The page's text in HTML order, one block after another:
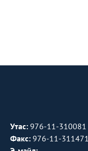
Утас:976-11-310081
Факс:976-11-311471